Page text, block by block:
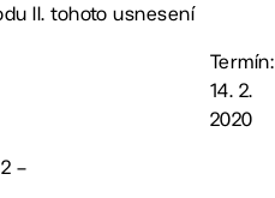
II. tohoto usnesení
Termín:
14. 2.
2020
–